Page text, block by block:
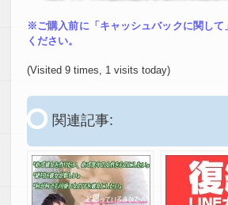
※ご購入前に「キャッシュバックに関して
ください。
(Visited 9 times, 1 visits today)
関連記事: